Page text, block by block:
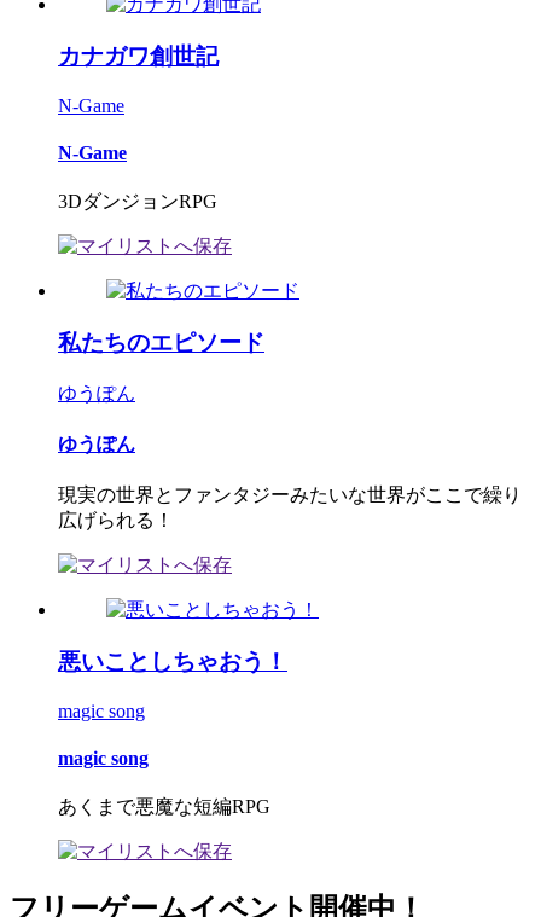
カナガワ創世記
N-Game
N-Game
3DダンジョンRPG
私たちのエピソード
ゆうぽん
ゆうぽん
現実の世界とファンタジーみたいな世界がここで繰り
広げられる！
悪いことしちゃおう！
magic song
magic song
あくまで悪魔な短編RPG
フリーゲームイベント開催中！